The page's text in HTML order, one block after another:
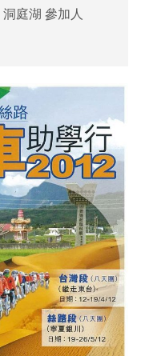
庭湖 參加人